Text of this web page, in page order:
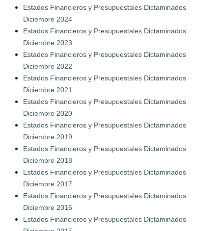
Estados Financieros y Presupuestales Dictaminados
Diciembre 2024
Estados Financieros y Presupuestales Dictaminados
Diciembre 2023
Estados Financieros y Presupuestales Dictaminados
Diciembre 2022
Estados Financieros y Presupuestales Dictaminados
Diciembre 2021
Estados Financieros y Presupuestales Dictaminados
Diciembre 2020
Estados Financieros y Presupuestales Dictaminados
Diciembre 2019
Estados Financieros y Presupuestales Dictaminados
Diciembre 2018
Estados Financieros y Presupuestales Dictaminados
Diciembre 2017
Estados Financieros y Presupuestales Dictaminados
Diciembre 2016
Estados Financieros y Presupuestales Dictaminados